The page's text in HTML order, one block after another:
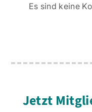
Es sind keine
Jetzt